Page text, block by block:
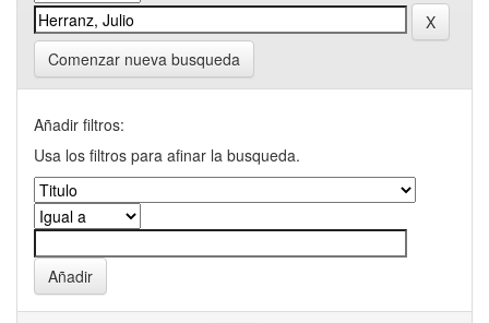
Comenzar nueva busqueda
Añadir filtros:
Usa los filtros para afinar la busqueda.